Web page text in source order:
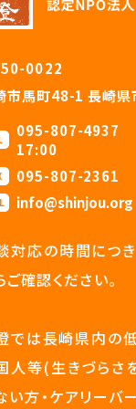
0022
市馬町48-1 長崎
095-807-
17:00
095-807-2361
info@shinjou.org
対応の時間につ
ご確認ください。
では長崎県内の
人等(生きづらさ
い方・ケアリーバ